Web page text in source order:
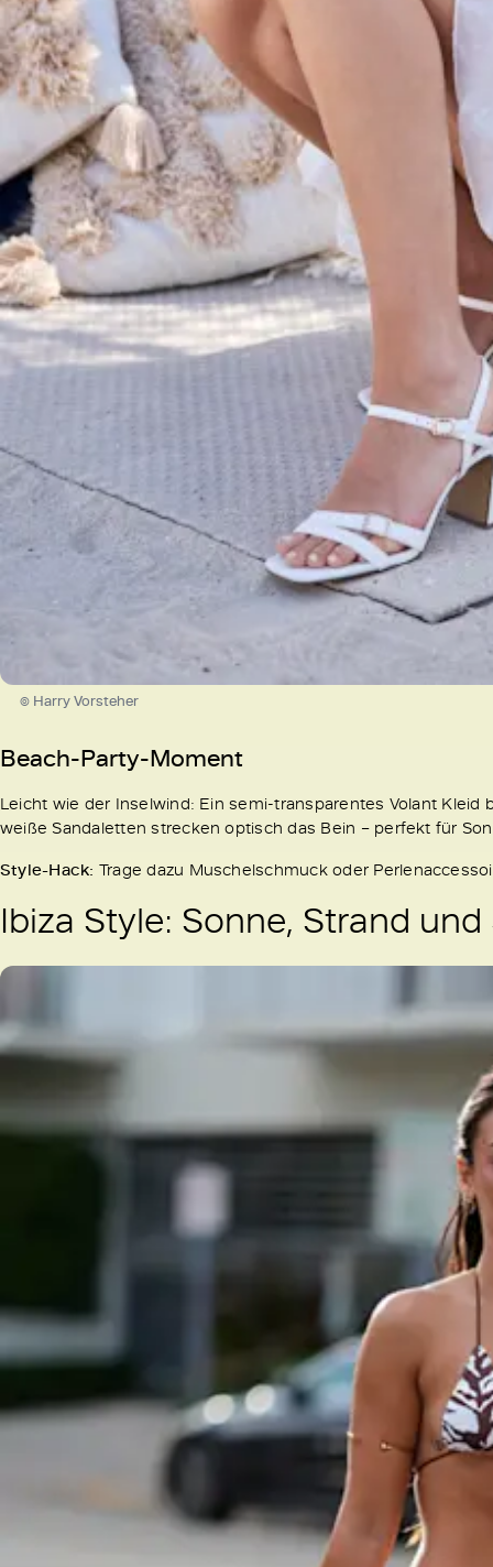
© Harry Vorsteher
Beach-Party-Moment
Leicht wie der Inselwind: Ein semi-transparentes Volant Kleid
weiße Sandaletten strecken optisch das Bein – perfekt für
Style-Hack: Trage dazu Muschelschmuck oder
Ibiza Style: Sonne, Strand